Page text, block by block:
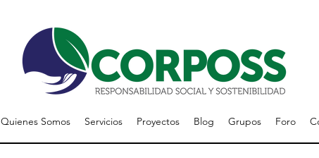
Quienes Somos Servicios Proyectos Blog Grupos Foro